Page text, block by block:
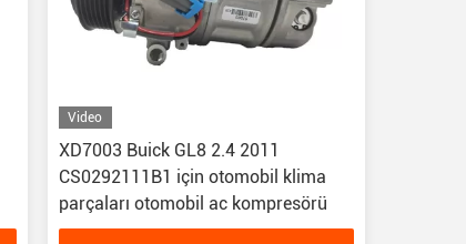
Video
XD7003 Buick GL8 2.4 2011
CS0292111B1 için otomobil klima
parçaları otomobil ac kompresörü